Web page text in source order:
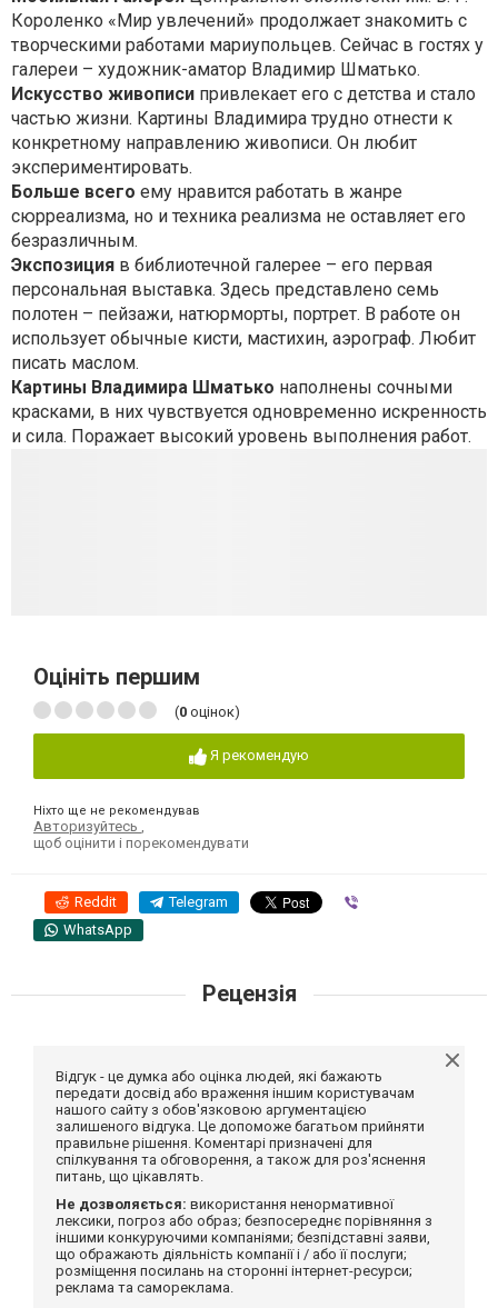
Короленко «Мир увлечений» продолжает знакомить с
творческими работами мариупольцев. Сейчас в гостях у
галереи – художник-аматор Владимир Шматько.
Искусство живописи привлекает его с детства и стало
частью жизни. Картины Владимира трудно отнести к
конкретному направлению живописи. Он любит
экспериментировать.
Больше всего ему нравится работать в жанре
сюрреализма, но и техника реализма не оставляет его
безразличным.
Экспозиция в библиотечной галерее – его первая
персональная выставка. Здесь представлено семь
полотен – пейзажи, натюрморты, портрет. В работе он
использует обычные кисти, мастихин, аэрограф. Любит
писать маслом.
Картины Владимира Шматько наполнены сочными
красками, в них чувствуется одновременно искренность
и сила. Поражает высокий уровень выполнения работ.
Оцініть першим
(0 оцінок)
Я рекомендую
Ніхто ще не рекомендував
Авторизуйтесь
щоб оцінити і порекомендувати
Reddit Telegram
WhatsApp
Рецензія
Відгук - це думка або оцінка людей, які бажають
передати досвід або враження іншим користувачам
нашого сайту з обов'язковою аргументацією
залишеного відгука. Це допоможе багатьом прийняти
правильне рішення. Коментарі призначені для
спілкування та обговорення, а також для роз'яснення
питань, що цікавлять.
Не дозволяється: використання ненормативної
лексики, погроз або образ; безпосереднє порівняння з
іншими конкуруючими компаніями; безпідставні заяви,
що ображають діяльність компанії і / або її послуги;
розміщення посилань на сторонні інтернет-ресурси;
реклама та самореклама.